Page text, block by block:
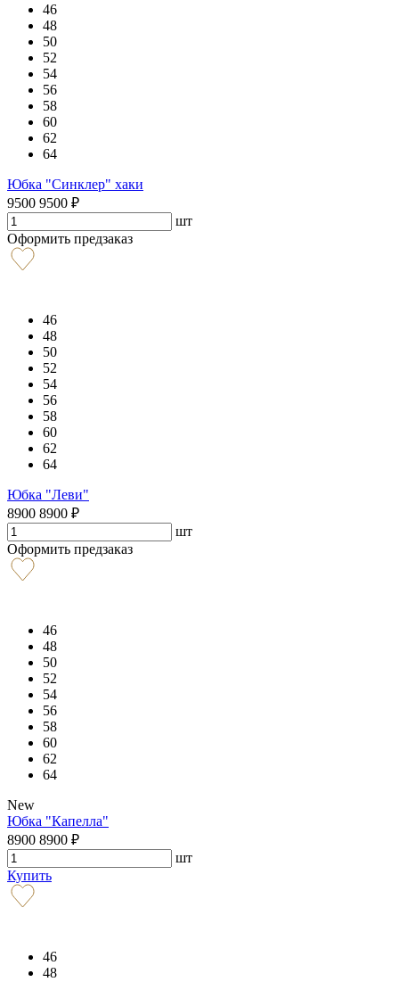
46
48
50
52
54
56
58
60
62
64
Юбка "Синклер" хаки
9500 9500 ₽
шт
Оформить предзаказ
46
48
50
52
54
56
58
60
62
64
Юбка "Леви"
8900 8900 ₽
шт
Оформить предзаказ
46
48
50
52
54
56
58
60
62
64
New
Юбка "Капелла"
8900 8900 ₽
шт
Купить
46
48